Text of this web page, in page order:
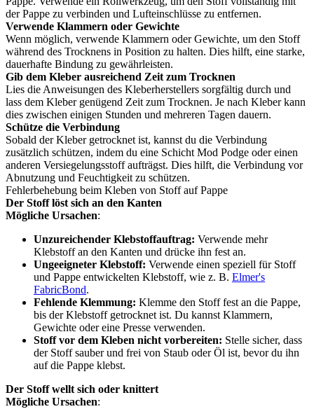
der Pappe zu verbinden und Lufteinschlüsse zu entfernen.
Verwende Klammern oder Gewichte
Wenn möglich, verwende Klammern oder Gewichte, um den Stoff
während des Trocknens in Position zu halten. Dies hilft, eine starke,
dauerhafte Bindung zu gewährleisten.
Gib dem Kleber ausreichend Zeit zum Trocknen
Lies die Anweisungen des Kleberherstellers sorgfältig durch und
lass dem Kleber genügend Zeit zum Trocknen. Je nach Kleber kann
dies zwischen einigen Stunden und mehreren Tagen dauern.
Schütze die Verbindung
Sobald der Kleber getrocknet ist, kannst du die Verbindung
zusätzlich schützen, indem du eine Schicht Mod Podge oder einen
anderen Versiegelungsstoff aufträgst. Dies hilft, die Verbindung vor
Abnutzung und Feuchtigkeit zu schützen.
Fehlerbehebung beim Kleben von Stoff auf Pappe
Der Stoff löst sich an den Kanten
Mögliche Ursachen:
Unzureichender Klebstoffauftrag: Verwende mehr
Klebstoff an den Kanten und drücke ihn fest an.
Ungeeigneter Klebstoff: Verwende einen speziell für Stoff
und Pappe entwickelten Klebstoff, wie z. B. Elmer's
FabricBond.
Fehlende Klemmung: Klemme den Stoff fest an die Pappe,
bis der Klebstoff getrocknet ist. Du kannst Klammern,
Gewichte oder eine Presse verwenden.
Stoff vor dem Kleben nicht vorbereiten: Stelle sicher, dass
der Stoff sauber und frei von Staub oder Öl ist, bevor du ihn
auf die Pappe klebst.
Der Stoff wellt sich oder knittert
Mögliche Ursachen: